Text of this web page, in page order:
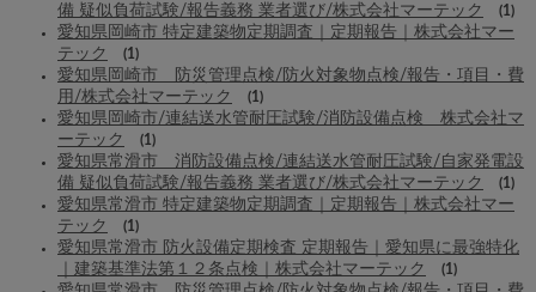
備 疑似負荷試験/報告義務 業者選び/株式会社マーテック
(1)
愛知県岡崎市 特定建築物定期調査｜定期報告｜株式会社マー
テック
(1)
愛知県岡崎市 防災管理点検/防火対象物点検/報告・項目・費
用/株式会社マーテック
(1)
愛知県岡崎市/連結送水管耐圧試験/消防設備点検 株式会社マ
ーテック
(1)
愛知県常滑市 消防設備点検/連結送水管耐圧試験/自家発電設
備 疑似負荷試験/報告義務 業者選び/株式会社マーテック
(1)
愛知県常滑市 特定建築物定期調査｜定期報告｜株式会社マー
テック
(1)
愛知県常滑市 防火設備定期検査 定期報告｜愛知県に最強特化
｜建築基準法第１２条点検｜株式会社マーテック
(1)